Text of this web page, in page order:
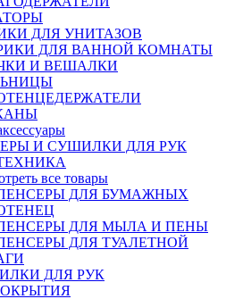
ДЛЯ УНИТАЗОВ
ДЛЯ ВАННОЙ КОМНАТЫ
И ВЕШАЛКИ
И СУШИЛКИ ДЛЯ РУК
все товары
ДЛЯ БУМАЖНЫХ
ДЛЯ МЫЛА И ПЕНЫ
ДЛЯ ТУАЛЕТНОЙ
ДЛЯ РУК